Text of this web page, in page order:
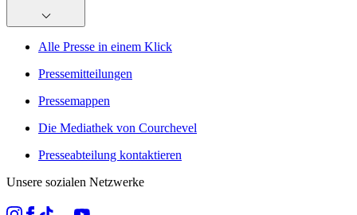
Alle Presse in einem Klick
Pressemitteilungen
Pressemappen
Die Mediathek von Courchevel
Presseabteilung kontaktieren
Unsere sozialen Netzwerke